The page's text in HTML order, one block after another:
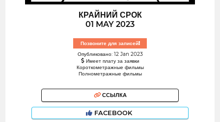
КРАЙНИЙ СРОК
01 MAY 2023
Позвоните для записей!
Опубликовано: 12 Jan 2023
Имеет плату за заявки
Короткометражные фильмы
Полнометражные фильмы
ССЫЛКА
FACEBOOK